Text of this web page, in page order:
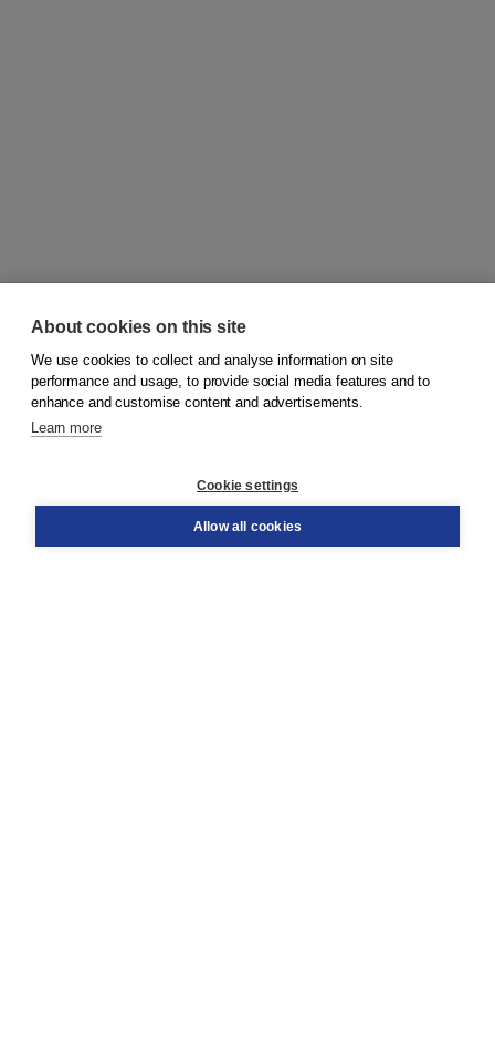
© 2026Koninklijke Boom uitgevers
Order
About cookies on this site
We use cookies to collect and analyse information on site
performance and usage, to provide social media features and to
enhance and customise content and advertisements.
Learn more
Cookie settings
Allow all cookies